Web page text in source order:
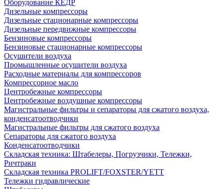
Оборудование КЕДР
Дизельные компрессоры
Дизельные стационарные компрессоры
Дизельные передвижные компрессоры
Бензиновые компрессоры
Бензиновые стационарные компрессоры
Осушители воздуха
Промышленные осушители воздуха
Расходные материалы для компрессоров
Компрессорное масло
Центробежные компрессоры
Центробежные воздушные компрессоры
Магистральные фильтры и сепараторы для сжатого воздуха,
конденсатоотводчики
Магистральные фильтры для сжатого воздуха
Сепараторы для сжатого воздуха
Конденсатоотводчики
Складская техника: Штабелеры, Погрузчики, Тележки,
Ричтраки
Складская техника PROLIFT/FOXSTER/YETT
Тележки гидравлические